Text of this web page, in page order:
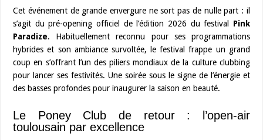
Cet événement de grande envergure ne sort pas de nulle part : il
s’agit du pré-opening officiel de l’édition 2026 du festival Pink
Paradize. Habituellement reconnu pour ses programmations
hybrides et son ambiance survoltée, le festival frappe un grand
coup en s’offrant l’un des piliers mondiaux de la culture clubbing
pour lancer ses festivités. Une soirée sous le signe de l’énergie et
des basses profondes pour inaugurer la saison en beauté.
Le Poney Club de retour : l’open-air
toulousain par excellence